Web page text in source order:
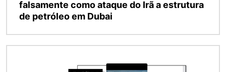
falsamente como ataque do Irã a estrutura
de petróleo em Dubai